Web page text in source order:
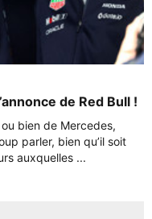
de Red Bull !
bien de Mercedes,
parler, bien qu’il soit
auxquelles ...